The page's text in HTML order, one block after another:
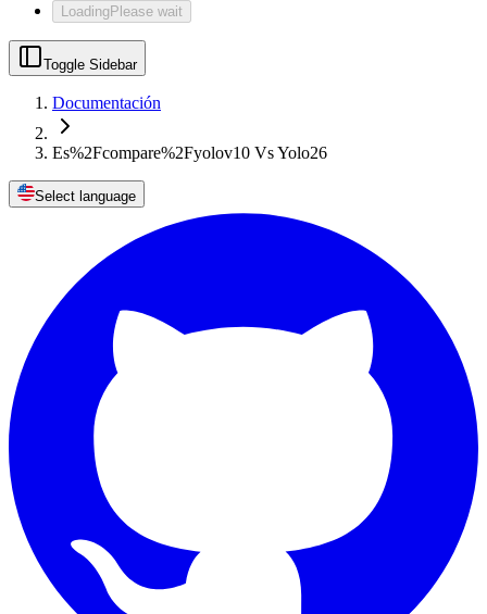
LoadingPlease wait
Toggle Sidebar
Documentación
Es%2Fcompare%2Fyolov10 Vs Yolo26
Select language